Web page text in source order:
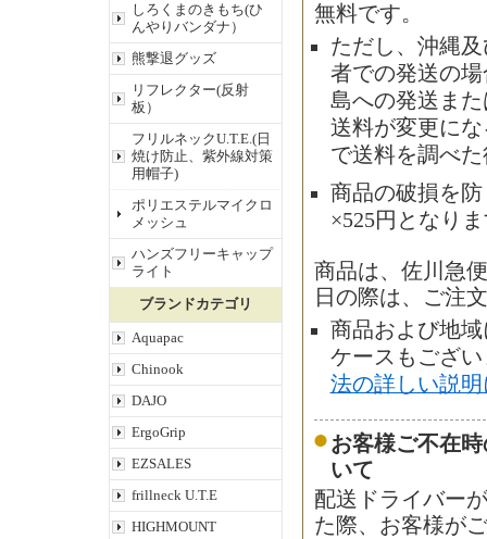
しろくまのきもち(ひ
んやりバンダナ）
熊撃退グッズ
リフレクター(反射
板）
フリルネックU.T.E.(日
焼け防止、紫外線対策
用帽子)
ポリエステルマイクロ
メッシュ
ハンズフリーキャップ
ライト
ブランドカテゴリ
Aquapac
Chinook
DAJO
ErgoGrip
EZSALES
frillneck U.T.E
HIGHMOUNT
無料です。
ただし、沖縄
者での発送の
島への発送ま
送料が変更に
で送料を調べ
商品の破損を
×525円となり
商品は、佐川急
日の際は、ご注
商品および地
ケースもござ
法の詳しい説
お客様ご不在
いて
配送ドライバー
た際、お客様が